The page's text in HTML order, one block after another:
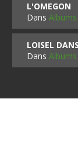
L'OMEGON
Dans
LOISEL
Dans